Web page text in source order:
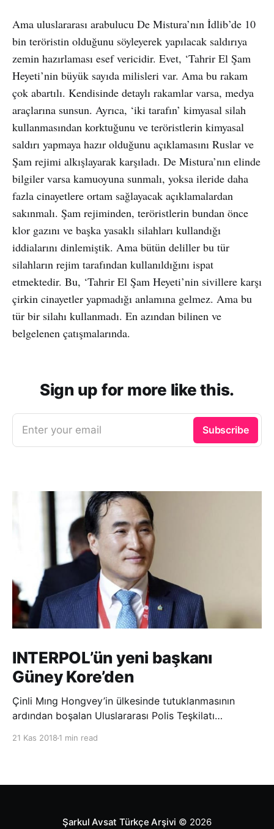
Ama uluslararası arabulucu De Mistura’nın İdlib’de 10
bin teröristin olduğunu söyleyerek yapılacak saldırıya
zemin hazırlaması esef vericidir. Evet, ‘Tahrir El Şam
Heyeti’nin büyük sayıda milisleri var. Ama bu rakam
çok abartılı. Kendisinde detaylı rakamlar varsa, medya
araçlarına sunsun. Ayrıca, ‘iki tarafın’ kimyasal silah
kullanmasından korktuğunu ve teröristlerin kimyasal
saldırı yapmaya hazır olduğunu açıklamasını Ruslar ve
Şam rejimi alkışlayarak karşıladı. De Mistura’nın elinde
bilgiler varsa kamuoyuna sunmalı, yoksa ileride daha
fazla cinayetlere ortam sağlayacak açıklamalardan
sakınmalı. Şam rejiminden, teröristlerin bundan önce
klor gazını ve başka yasaklı silahları kullandığı
iddialarını dinlemiştik. Ama bütün deliller bu tür
silahların rejim tarafından kullanıldığını ispat
etmektedir. Bu, ‘Tahrir El Şam Heyeti’nin sivillere karşı
çirkin cinayetler yapmadığı anlamına gelmez. Ama bu
tür bir silahı kullanmadı. En azından bilinen ve
belgelenen çatışmalarında.
Sign up for more like this.
Enter your email Subscribe
INTERPOL’ün yeni başkanı
Güney Kore’den
Çinli Mıng Hongvey’in ülkesinde tutuklanmasının
ardından boşalan Uluslararası Polis Teşkilatı
21 Kas 2018 1 min read
Şarkul Avsat Türkçe Arşivi © 2026